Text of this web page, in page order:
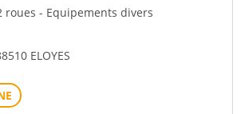
roues - Equipements divers
ELOYES